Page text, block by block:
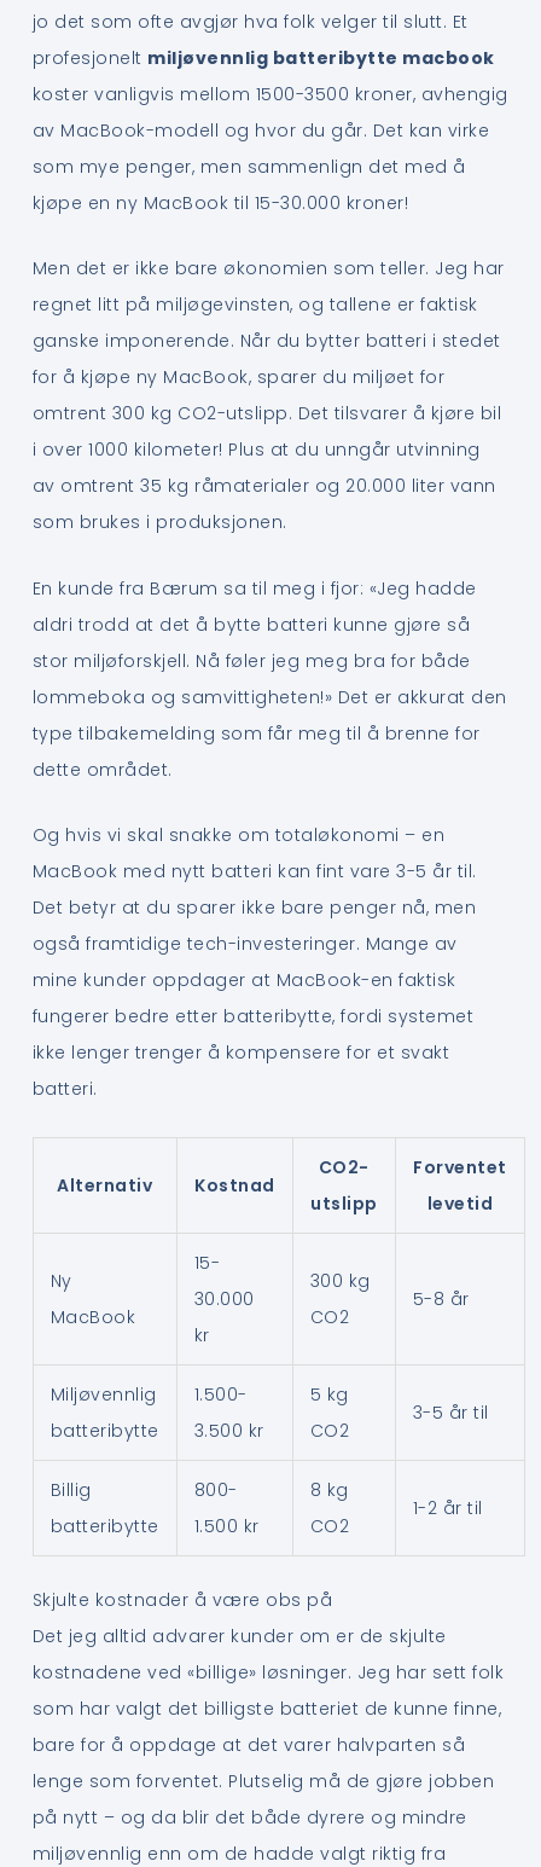
jo det som ofte avgjør hva folk velger til slutt. Et
profesjonelt miljøvennlig batteribytte macbook
koster vanligvis mellom 1500-3500 kroner, avhengig
av MacBook-modell og hvor du går. Det kan virke
som mye penger, men sammenlign det med å
kjøpe en ny MacBook til 15-30.000 kroner!
Men det er ikke bare økonomien som teller. Jeg har
regnet litt på miljøgevinsten, og tallene er faktisk
ganske imponerende. Når du bytter batteri i stedet
for å kjøpe ny MacBook, sparer du miljøet for
omtrent 300 kg CO2-utslipp. Det tilsvarer å kjøre bil
i over 1000 kilometer! Plus at du unngår utvinning
av omtrent 35 kg råmaterialer og 20.000 liter vann
som brukes i produksjonen.
En kunde fra Bærum sa til meg i fjor: «Jeg hadde
aldri trodd at det å bytte batteri kunne gjøre så
stor miljøforskjell. Nå føler jeg meg bra for både
lommeboka og samvittigheten!» Det er akkurat den
type tilbakemelding som får meg til å brenne for
dette området.
Og hvis vi skal snakke om totaløkonomi – en
MacBook med nytt batteri kan fint vare 3-5 år til.
Det betyr at du sparer ikke bare penger nå, men
også framtidige tech-investeringer. Mange av
mine kunder oppdager at MacBook-en faktisk
fungerer bedre etter batteribytte, fordi systemet
ikke lenger trenger å kompensere for et svakt
batteri.
Alternativ Kostnad
CO2-
utslipp
Forventet
levetid
Ny
MacBook
15-
30.000
kr
300 kg
CO2
5-8 år
Miljøvennlig
batteribytte
1.500-
3.500 kr
5 kg
CO2
3-5 år til
Billig
batteribytte
800-
1.500 kr
8 kg
CO2
1-2 år til
Skjulte kostnader å være obs på
Det jeg alltid advarer kunder om er de skjulte
kostnadene ved «billige» løsninger. Jeg har sett folk
som har valgt det billigste batteriet de kunne finne,
bare for å oppdage at det varer halvparten så
lenge som forventet. Plutselig må de gjøre jobben
på nytt – og da blir det både dyrere og mindre
miljøvennlig enn om de hadde valgt riktig fra